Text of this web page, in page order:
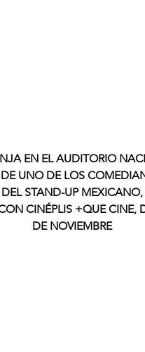
EN EL AUDITORIO
DE UNO DE LOS
STAND-UP
CINÉPLIS +QUE CINE,
DE NOVIEMBRE